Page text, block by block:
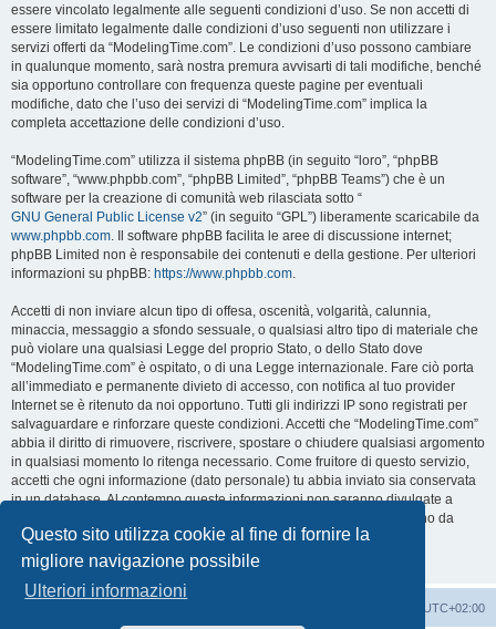
Questo sito utilizza cookie al fine di fornire la
migliore navigazione possibile
Ulteriori informazioni
essere vincolato legalmente alle seguenti condizioni d’uso. Se non accetti di
essere limitato legalmente dalle condizioni d’uso seguenti non utilizzare i
servizi offerti da “ModelingTime.com”. Le condizioni d’uso possono cambiare
in qualunque momento, sarà nostra premura avvisarti di tali modifiche, benché
sia opportuno controllare con frequenza queste pagine per eventuali
modifiche, dato che l’uso dei servizi di “ModelingTime.com” implica la
completa accettazione delle condizioni d’uso.
“ModelingTime.com” utilizza il sistema phpBB (in seguito “loro”, “phpBB
software”, “www.phpbb.com”, “phpBB Limited”, “phpBB Teams”) che è un
software per la creazione di comunità web rilasciata sotto “
GNU General Public License v2” (in seguito “GPL”) liberamente scaricabile da
www.phpbb.com. Il software phpBB facilita le aree di discussione internet;
phpBB Limited non è responsabile dei contenuti e della gestione. Per ulteriori
informazioni su phpBB: https://www.phpbb.com.
Accetti di non inviare alcun tipo di offesa, oscenità, volgarità, calunnia,
minaccia, messaggio a sfondo sessuale, o qualsiasi altro tipo di materiale che
può violare una qualsiasi Legge del proprio Stato, o dello Stato dove
“ModelingTime.com” è ospitato, o di una Legge internazionale. Fare ciò porta
all’immediato e permanente divieto di accesso, con notifica al tuo provider
Internet se è ritenuto da noi opportuno. Tutti gli indirizzi IP sono registrati per
salvaguardare e rinforzare queste condizioni. Accetti che “ModelingTime.com”
abbia il diritto di rimuovere, riscrivere, spostare o chiudere qualsiasi argomento
in qualsiasi momento lo ritenga necessario. Come fruitore di questo servizio,
accetti che ogni informazione (dato personale) tu abbia inviato sia conservata
in un database. Al contempo queste informazioni non saranno divulgate a
nessuno senza il tuo consenso, né “ModelingTime.com” o phpBB sono da
ritenersi responsabili per qualsiasi violazione al sistema che possa
compromettere queste informazioni.
UTC+02:00